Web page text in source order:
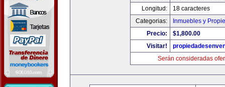
Longitud:
18 caracteres
Categorias:
Inmuebles y
Precio:
$1,800.00
Visitar!
Serán consideradas